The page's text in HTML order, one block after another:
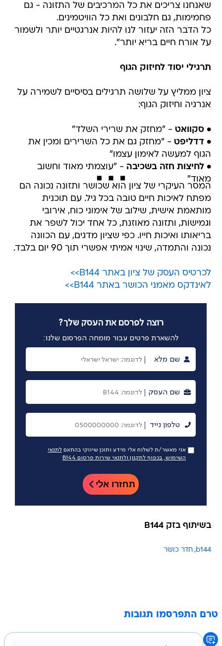
שאנחנו צריכים את כל המרכיבים של התזונה - גם
פחמימות, גם חלבונים ואת כל הוויטמינים.
כל הדבר הזה יעזור לנו להיות אנרגטיים יותר ולשמור
על אורח חיים בריא יותר".
תרגילי יסוד לחיזוק הגוף
ציון ממליץ על שלושה תרגילים בסיסיים לשמירה על
אנרגיה וחיזוק הגוף:
•סקוואט - "מחזק את שרירי השלד"
• דדליפט - "מחזק גם את כל השרירים ומכין את
הגוף למעשה לאימון עצמו"
•לחיצות חזה בשכיבה - "עוצמתי מאוד וחשוב
מאוד"
המסר העיקרי של ציון הוא שכושר ותזונה נכונה הם
מפתח לאיכות חיים טובה בכל גיל. עם תוכנית
מותאמת אישית, שילוב של אימוני כוח, אירובי
וגמישות, ותזונה מאוזנת, כל אחד יכול לשפר את
בריאותו ואיכות חייו. כפי שציון מדגים, עם הכוונה
נכונה והתמדה, שינוי אמיתי אפשרי תוך 90 יום בלבד.
לכרטיס העסק של ציון באתר B144>>
לאינדקס מאמני הכושר באתר B144>>
בשיתוף בזק B144
b144 חדר כושר
טרם התפרסמו תגובות